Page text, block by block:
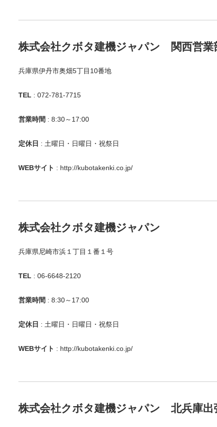
株式会社クボタ建機ジャパン 関西営業
兵庫県伊丹市奥畑5丁目10番地
TEL : 072-781-7715
営業時間 : 8:30～17:00
定休日 : 土曜日・日曜日・祝祭日
WEBサイト : http://kubotakenki.co.jp/
株式会社クボタ建機ジャパン
兵庫県尼崎市浜１丁目１番１号
TEL : 06-6648-2120
営業時間 : 8:30～17:00
定休日 : 土曜日・日曜日・祝祭日
WEBサイト : http://kubotakenki.co.jp/
株式会社クボタ建機ジャパン 北兵庫出